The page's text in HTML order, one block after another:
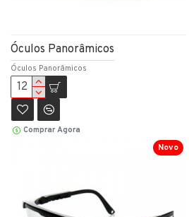
Óculos Panorâmicos
Óculos Panorâmicos
Comprar Agora
Novo